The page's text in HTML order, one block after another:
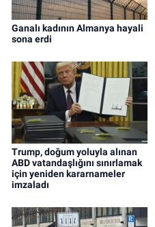
Ganalı kadının Almanya hayali
sona erdi
Trump, doğum yoluyla alınan
ABD vatandaşlığını sınırlamak
için yeniden kararnameler
imzaladı